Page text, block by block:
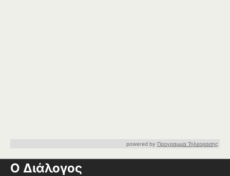
powered by Προγραμμα Τηλεορασης
Ο Διάλογος